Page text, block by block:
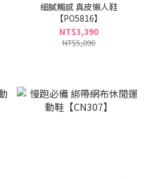
細膩觸感 真皮懶人鞋
【PO5816】
NT$3,390
NT$5,090